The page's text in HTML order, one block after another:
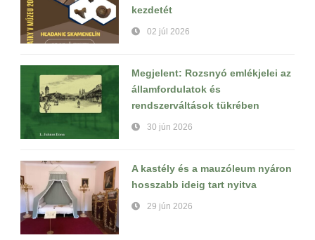
kezdetét
02 júl 2026
Megjelent: Rozsnyó emlékjelei az
államfordulatok és
rendszerváltások tükrében
30 jún 2026
A kastély és a mauzóleum nyáron
hosszabb ideig tart nyitva
29 jún 2026